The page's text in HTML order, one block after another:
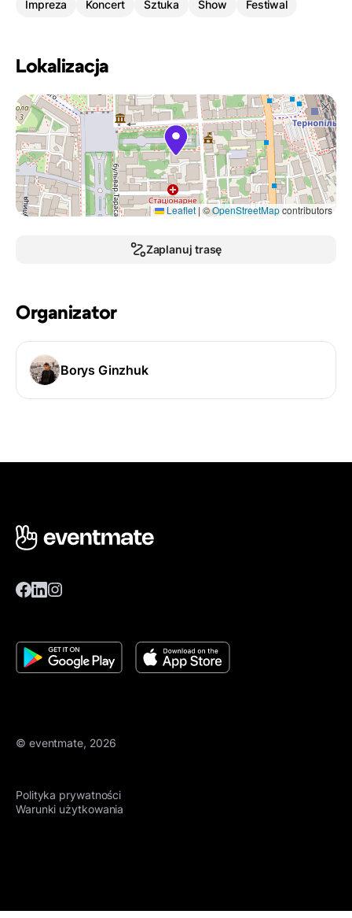
Impreza Koncert Sztuka Show Festiwal
Lokalizacja
Leaflet | ©OpenStreetMapcontributors
Zaplanuj trasę
Organizator
Borys Ginzhuk
© eventmate, 2026
Polityka prywatności
Warunki użytkowania